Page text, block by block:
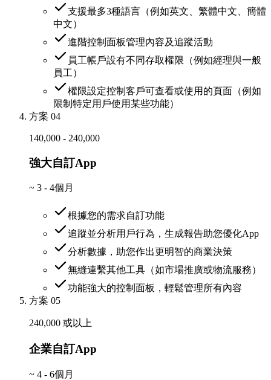
支援最多3種語言（例如英文、繁體中文、簡體
中文）
進階控制面板管理內容及追蹤活動
員工帳戶設有不同存取權限（例如經理與一般
員工）
權限設定控制客戶可查看或使用的頁面（例如
限制特定用戶使用某些功能）
方案 04
140,000 - 240,000
強大自訂App
~ 3 - 4個月
根據您的需求自訂功能
追蹤並分析用戶行為，生成報告助您優化App
分析數據，助您作出更明智的商業決策
無縫連繫其他工具（如市場推廣或物流服務）
功能強大的控制面板，輕鬆管理所有內容
方案 05
240,000 或以上
企業自訂App
~ 4 - 6個月